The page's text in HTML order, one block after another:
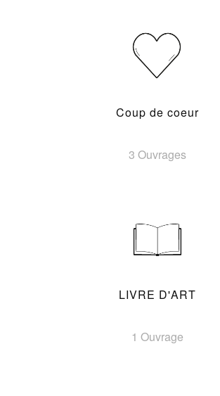
Coup de coeur
3 Ouvrages
LIVRE D'ART
1 Ouvrage